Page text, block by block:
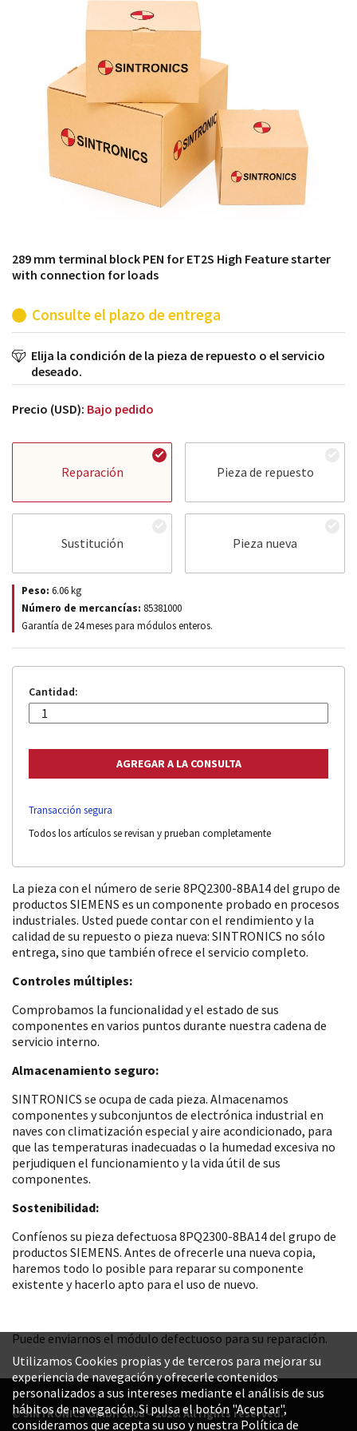
módulos antiguos a un alto nivel técnico o sustitución
de módulos descontinuados por módulos del propio
289 mm terminal block PEN for ET2S High Feature starter
with connection for loads
Consulte el plazo de entrega
Elija la condición de la pieza de repuesto o el servicio
deseado.
Precio (USD): Bajo pedido
Reparación Pieza de repuesto
Sustitución Pieza nueva
Peso: 6.06kg
Número de mercancías: 85381000
Garantía de 24 meses para módulos enteros.
Cantidad:
Transacción segura
Todos los artículos se revisan y prueban completamente
La pieza con el número de serie 8PQ2300-8BA14 del grupo de
productos SIEMENS es un componente probado en procesos
industriales. Usted puede contar con el rendimiento y la
calidad de su repuesto o pieza nueva: SINTRONICS no sólo
entrega, sino que también ofrece el servicio completo.
Controles múltiples:
Comprobamos la funcionalidad y el estado de sus
componentes en varios puntos durante nuestra cadena de
servicio interno.
Almacenamiento seguro:
SINTRONICS se ocupa de cada pieza. Almacenamos
componentes y subconjuntos de electrónica industrial en
naves con climatización especial y aire acondicionado, para
que las temperaturas inadecuadas o la humedad excesiva no
perjudiquen el funcionamiento y la vida útil de sus
componentes.
Sostenibilidad:
Confíenos su pieza defectuosa 8PQ2300-8BA14 del grupo de
productos SIEMENS. Antes de ofrecerle una nueva copia,
haremos todo lo posible para reparar su componente
existente y hacerlo apto para el uso de nuevo.
Puede enviarnos el módulo defectuoso para su reparación.
© SINTRONICS GmbH 2008 – 2026. All rights reserved.
Utilizamos Cookies propias y de terceros para mejorar su
experiencia de navegación y ofrecerle contenidos
personalizados a sus intereses mediante el análisis de sus
hábitos de navegación. Si pulsa el botón "Aceptar",
consideramos que acepta su uso y nuestra Política de